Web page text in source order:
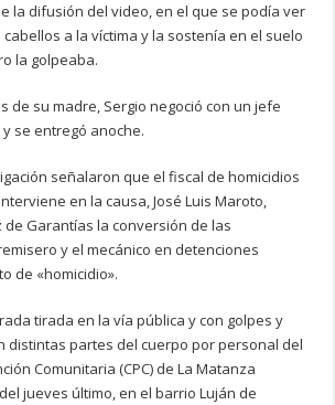
la difusión del video, en el que se podía ver
a la víctima y la sostenía en el suelo
la golpeaba.
de su madre, Sergio negoció con un jefe
se entregó anoche.
señalaron que el fiscal de homicidios
en la causa, José Luis Maroto,
de Garantías la conversión de las
y el mecánico en detenciones
de «homicidio».
tirada en la vía pública y con golpes y
distintas partes del cuerpo por personal del
Comunitaria (CPC) de La Matanza
jueves último, en el barrio Luján de